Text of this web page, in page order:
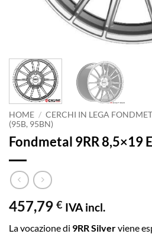
HOME / CERCHI IN LEGA
(95B, 95BN)
Fondmetal 9RR 8,5×19
457,79 € IVA incl.
La vocazione di 9RR Silverviene